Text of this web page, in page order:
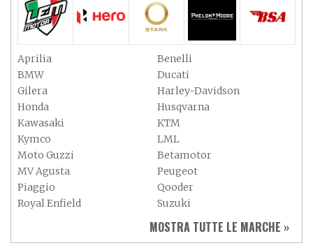
Aprilia
Benelli
BMW
Ducati
Gilera
Harley-Davidson
Honda
Husqvarna
Kawasaki
KTM
Kymco
LML
Moto Guzzi
Betamotor
MV Agusta
Peugeot
Piaggio
Qooder
Royal Enfield
Suzuki
Yamaha
MOSTRA TUTTE LE MARCHE »